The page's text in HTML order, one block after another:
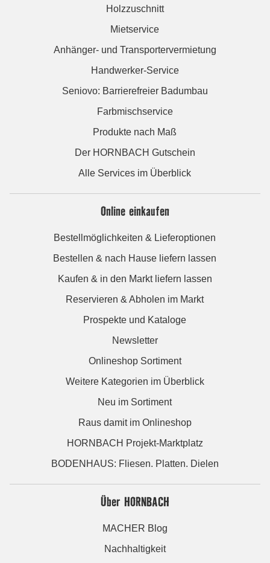
Holzzuschnitt
Mietservice
Anhänger- und Transportervermietung
Handwerker-Service
Seniovo: Barrierefreier Badumbau
Farbmischservice
Produkte nach Maß
Der HORNBACH Gutschein
Alle Services im Überblick
Online einkaufen
Bestellmöglichkeiten & Lieferoptionen
Bestellen & nach Hause liefern lassen
Kaufen & in den Markt liefern lassen
Reservieren & Abholen im Markt
Prospekte und Kataloge
Newsletter
Onlineshop Sortiment
Weitere Kategorien im Überblick
Neu im Sortiment
Raus damit im Onlineshop
HORNBACH Projekt-Marktplatz
BODENHAUS: Fliesen. Platten. Dielen
Über HORNBACH
MACHER Blog
Nachhaltigkeit